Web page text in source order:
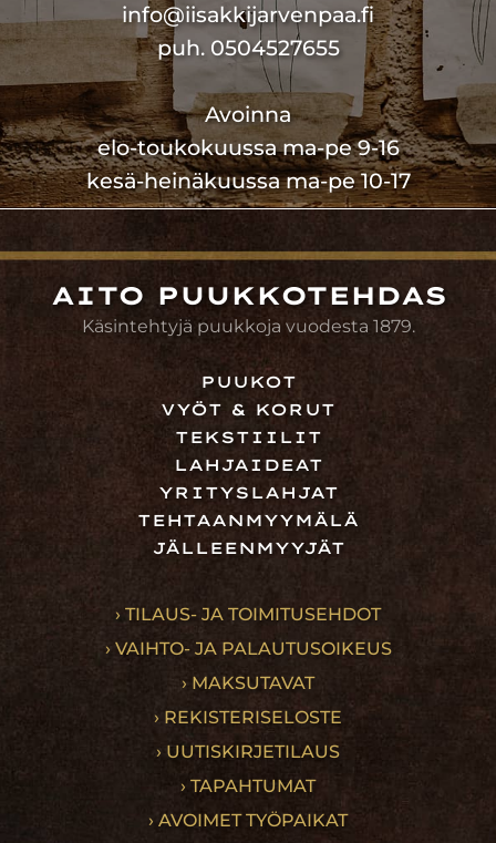
info@iisakkijarvenpaa.fi
puh. 0504527655
Avoinna
elo-toukokuussa ma-pe 9-16
kesä-heinäkuussa ma-pe 10-17
AITO PUUKKOTEHDAS
Käsintehtyjä puukkoja vuodesta 1879.
PUUKOT
VYÖT & KORUT
TEKSTIILIT
LAHJAIDEAT
YRITYSLAHJAT
TEHTAANMYYMÄLÄ
JÄLLEENMYYJÄT
› TILAUS- JA TOIMITUSEHDOT
› VAIHTO- JA PALAUTUSOIKEUS
› MAKSUTAVAT
› REKISTERISELOSTE
› UUTISKIRJETILAUS
› TAPAHTUMAT
› AVOIMET TYÖPAIKAT